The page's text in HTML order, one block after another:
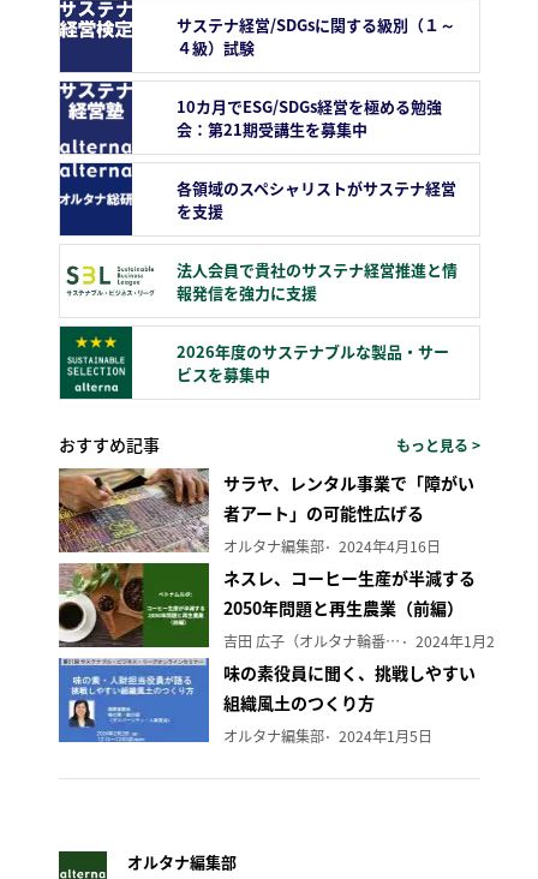
サステナ経営/SDGsに関する級別（１～
４級）試験
10カ月でESG/SDGs経営を極める勉強
会：第21期受講生を募集中
各領域のスペシャリストがサステナ経営
を支援
法人会員で貴社のサステナ経営推進と情
報発信を強力に支援
2026年度のサステナブルな製品・サー
ビスを募集中
おすすめ記事 もっと見る >
サラヤ、レンタル事業で「障がい
者アート」の可能性広げる
オルタナ編集部 2024年4月16日
ネスレ、コーヒー生産が半減する
2050年問題と再生農業（前編）
吉田 広子（オルタナ輪番編集長） 2024年1月29日
味の素役員に聞く、挑戦しやすい
組織風土のつくり方
オルタナ編集部 2024年1月5日
オルタナ編集部